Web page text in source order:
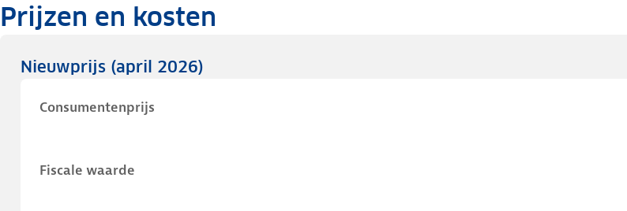
Prijzen en kosten
Nieuwprijs (april 2026)
Consumentenprijs
Fiscale waarde